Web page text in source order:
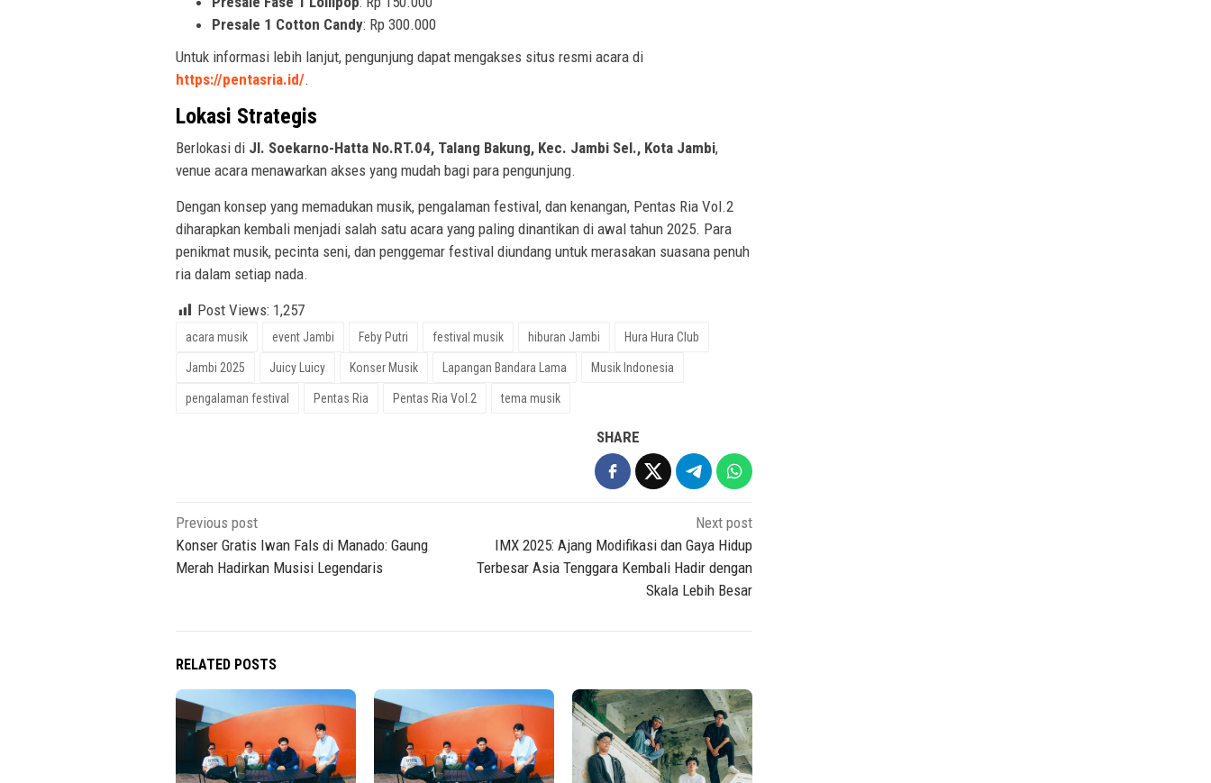
Presale 1 Cotton Candy: Rp 300.000
Untuk informasi lebih lanjut, pengunjung dapat mengakses situs resmi acara di
https://pentasria.id/.
Lokasi Strategis
Berlokasi di Jl. Soekarno-Hatta No.RT.04, Talang Bakung, Kec. Jambi Sel., Kota Jambi,
venue acara menawarkan akses yang mudah bagi para pengunjung.
Dengan konsep yang memadukan musik, pengalaman festival, dan kenangan, Pentas Ria Vol.2
diharapkan kembali menjadi salah satu acara yang paling dinantikan di awal tahun 2025. Para
penikmat musik, pecinta seni, dan penggemar festival diundang untuk merasakan suasana penuh
ria dalam setiap nada.
Post Views: 1,257
acara musik event Jambi Feby Putri festival musik hiburan Jambi Hura Hura Club
Jambi 2025 Juicy Luicy Konser Musik Lapangan Bandara Lama Musik Indonesia
pengalaman festival Pentas Ria Pentas Ria Vol.2 tema musik
SHARE
Post
navigation
Previous post
Konser Gratis Iwan Fals di Manado: Gaung
Merah Hadirkan Musisi Legendaris
Next post
IMX 2025: Ajang Modifikasi dan Gaya Hidup
Terbesar Asia Tenggara Kembali Hadir dengan
Skala Lebih Besar
RELATED POSTS